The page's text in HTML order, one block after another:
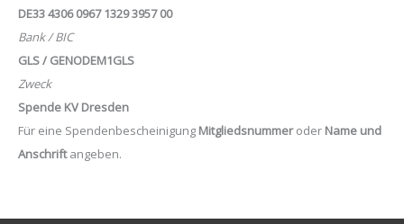
DE33 4306 0967 1329 3957 00
Bank / BIC
GLS / GENODEM1GLS
Zweck
Spende KV Dresden
Für eine Spendenbescheinigung Mitgliedsnummeroder Name und
Anschriftangeben.